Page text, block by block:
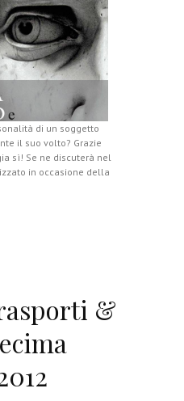
di un soggetto
il suo volto? Grazie
sì! Se ne discuterà nel
in occasione della
&